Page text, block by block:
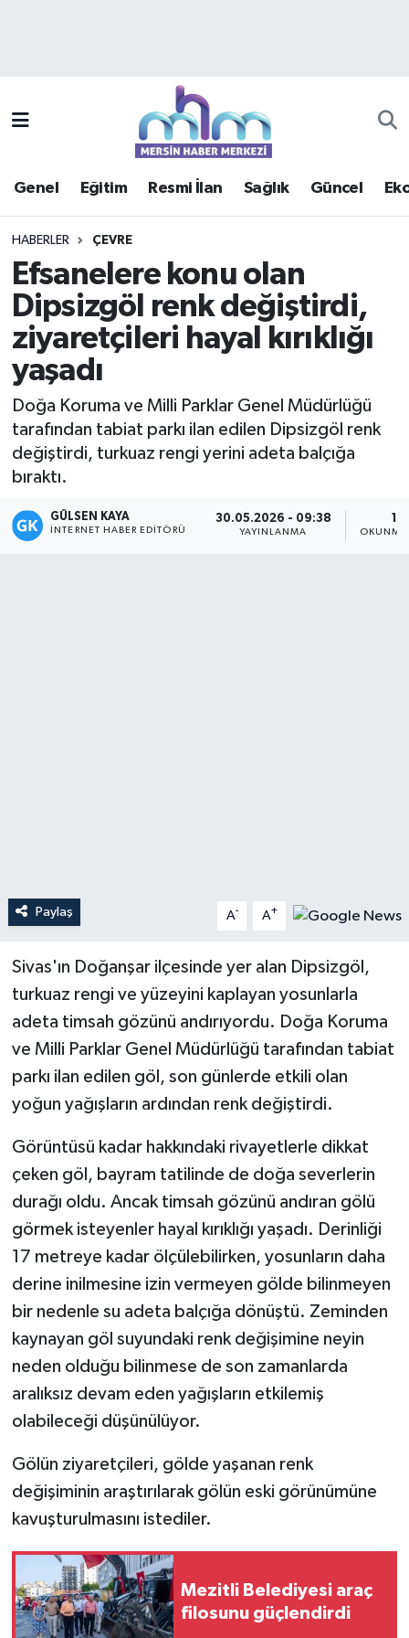
Genel Eğitim Resmi İlan Sağlık Güncel
HABERLER ÇEVRE
Efsanelere konu olan
Dipsizgöl renk değiştirdi,
ziyaretçileri hayal kırıklığı
yaşadı
Doğa Koruma ve Milli Parklar Genel Müdürlüğü
tarafından tabiat parkı ilan edilen Dipsizgöl renk
değiştirdi, turkuaz rengi yerini adeta balçığa
bıraktı.
GÜLSEN KAYA
İNTERNET HABER EDITÖRÜ
30.05.2026 - 09:38
YAYINLANMA OKUNMA
Paylaş A- A+
Sivas'ın Doğanşar ilçesinde yer alan Dipsizgöl,
turkuaz rengi ve yüzeyini kaplayan yosunlarla
adeta timsah gözünü andırıyordu. Doğa Koruma
ve Milli Parklar Genel Müdürlüğü tarafından tabiat
parkı ilan edilen göl, son günlerde etkili olan
yoğun yağışların ardından renk değiştirdi.
Görüntüsü kadar hakkındaki rivayetlerle dikkat
çeken göl, bayram tatilinde de doğa severlerin
durağı oldu. Ancak timsah gözünü andıran gölü
görmek isteyenler hayal kırıklığı yaşadı. Derinliği
17 metreye kadar ölçülebilirken, yosunların daha
derine inilmesine izin vermeyen gölde bilinmeyen
bir nedenle su adeta balçığa dönüştü. Zeminden
kaynayan göl suyundaki renk değişimine neyin
neden olduğu bilinmese de son zamanlarda
aralıksız devam eden yağışların etkilemiş
olabileceği düşünülüyor.
Gölün ziyaretçileri, gölde yaşanan renk
değişiminin araştırılarak gölün eski görünümüne
kavuşturulmasını istediler.
Mezitli Belediyesi araç
filosunu güçlendirdi
Güncel
Haberde insan
Kültür - Sanat
Mersin Tarihi
Yaşam
Mersin Trafik Yoğunluk Haritası
Süper Lig Puan Durumu ve Fikstür
Haber Arşivi